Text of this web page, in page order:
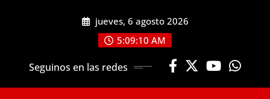
jueves, 6 agosto 2026
5:09:12 AM
Seguinos en las redes